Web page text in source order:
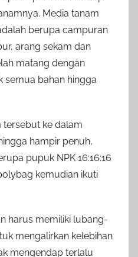
Media tanam
berupa campuran
arang sekam dan
matang dengan
semua bahan hingga
tersebut ke dalam
hampir penuh,
pupuk NPK 16:16:16
kemudian ikuti
harus memiliki lubang-
mengalirkan kelebihan
mengendap terlalu